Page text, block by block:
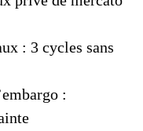
: 3 cycles sans
: